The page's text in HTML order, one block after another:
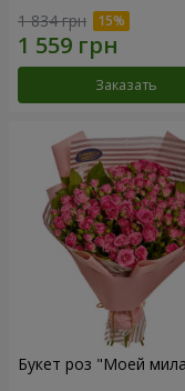
1 834 грн
Заказать
Букет роз "Моей